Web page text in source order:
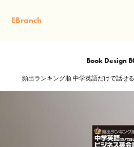
EBranch
Book Design
頻出ランキング順 中学英語だけで話せ